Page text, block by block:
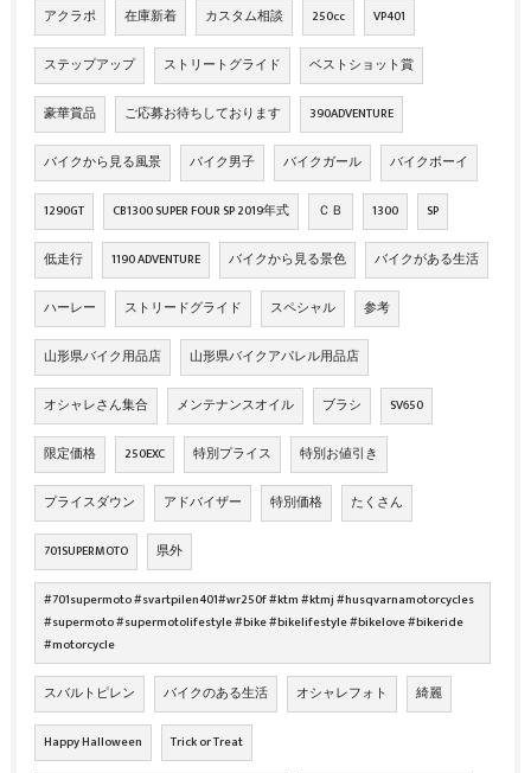
アクラポ 在庫新着 カスタム相談 250cc VP401
ステップアップ ストリートグライド ベストショット賞
豪華賞品 ご応募お待ちしております 390ADVENTURE
バイクから見る風景 バイク男子 バイクガール バイクボーイ
1290GT CB1300 SUPER FOUR SP 2019年式 ＣＢ 1300 SP
低走行 1190 ADVENTURE バイクから見る景色 バイクがある生活
ハーレー ストリードグライド スペシャル 参考
山形県バイク用品店 山形県バイクアパレル用品店
オシャレさん集合 メンテナンスオイル ブラシ SV650
限定価格 250EXC 特別プライス 特別お値引き
プライスダウン アドバイザー 特別価格 たくさん
701SUPERMOTO 県外
#701supermoto #svartpilen401#wr250f #ktm #ktmj #husqvarnamotorcycles
#supermoto #supermotolifestyle #bike #bikelifestyle #bikelove #bikeride
#motorcycle
スバルトピレン バイクのある生活 オシャレフォト 綺麗
Happy Halloween Trick or Treat